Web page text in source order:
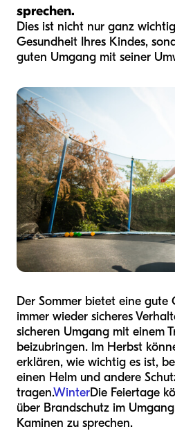
sprechen.
Dies ist nicht nur ganz
Gesundheit Ihres Kindes,
guten Umgang mit seiner
Der Sommer bietet eine gute
immer wieder sicheres
sicheren Umgang mit einem
beizubringen. Im Herbst
erklären, wie wichtig es ist,
einen Helm und andere
tragen.WinterDie Feiertage
über Brandschutz im
Kaminen zu sprechen.